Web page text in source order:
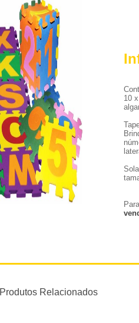
10
Produtos Relacionados